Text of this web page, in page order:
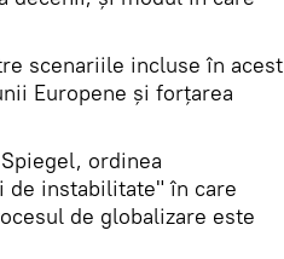
scenariile incluse în acest
Europene şi forţarea
ordinea
de instabilitate" în care
de globalizare este